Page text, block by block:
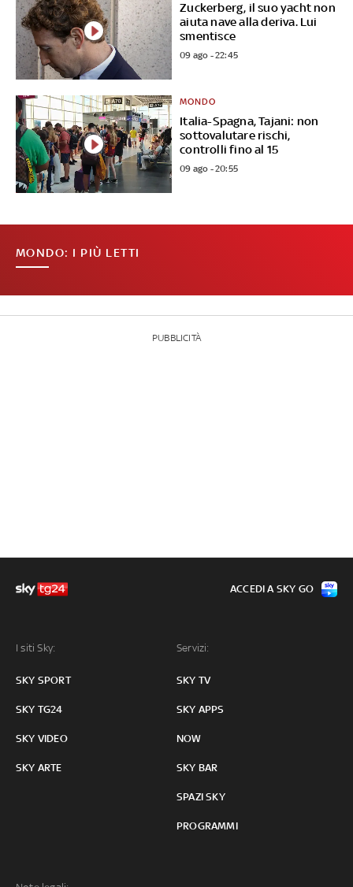
Zuckerberg, il suo yacht non
aiuta nave alla deriva. Lui
smentisce
09 ago - 22:45
Italia-Spagna, Tajani: non
sottovalutare rischi,
controlli fino al 15
MONDO
09 ago - 20:55
MONDO: I PIÙ LETTI
PUBBLICITÀ
I siti Sky:
SKY SPORT
SKY TG24
SKY VIDEO
SKY ARTE
Servizi:
SKY TV
SKY APPS
NOW
SKY BAR
SPAZI SKY
PROGRAMMI
ACCEDI A SKY GO